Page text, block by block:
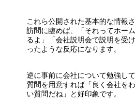
これら公開された基本的な情報
訪問に臨めば、「それってホー
るよ」「会社説明会で説明を受
ったような反応になります。
逆に事前に会社について勉強し
質問を用意すれば「良く会社を
い質問だね」と好印象です。